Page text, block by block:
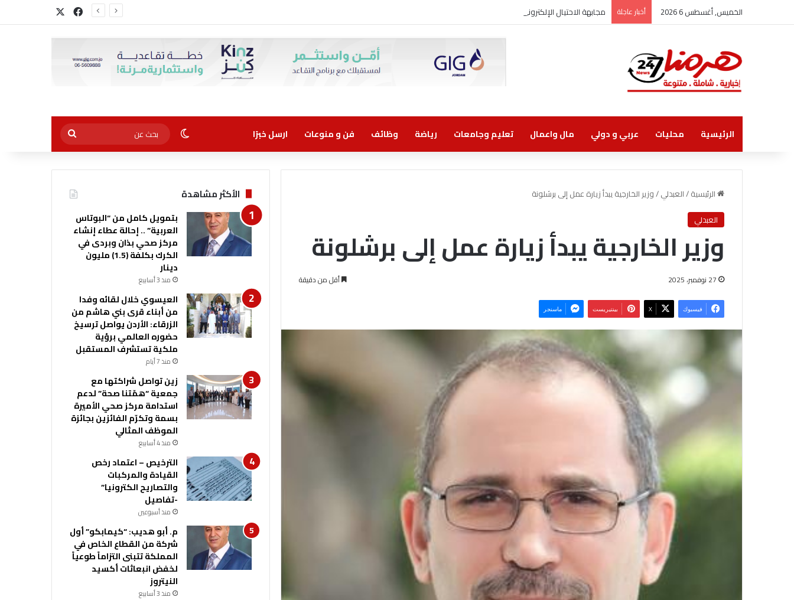
الخميس, أغسطس 6 2026 أخبار عاجلة مجابهة الاحتيال الإلكتروني مسؤولية مشتركة فيسبوك
الرئيسية محليات عربي و دولي مال واعمال تعليم وجامعات رياضة وظائف فن و منوعات ارسل خبرًا الوضع المظلم
بحث
عن
الرئيسية/العبدلي/وزير الخارجية يبدأ زيارة عمل إلى برشلونة
العبدلي
وزير الخارجية يبدأ زيارة عمل إلى برشلونة
27 نوفمبر، 2025 أقل من دقيقة
فيسبوك ‫X بينتيريست ماسنجر
الأكثر مشاهدة
بتمويل كامل من “البوتاس
العربية” .. إحالة عطاء إنشاء
مركز صحي بذان وبردى في
الكرك بكلفة (1.5) مليون
دينار
منذ 3 أسابيع
العيسوي خلال لقائه وفدا
من أبناء قرى بني هاشم من
الزرقاء: الأردن يواصل ترسيخ
حضوره العالمي برؤية
ملكية تستشرف المستقبل
منذ 7 أيام
زين تواصل شراكتها مع
جمعية “همّتنا صحة” لدعم
استدامة مركز صحي الأميرة
بسمة وتكرّم الفائزين بجائزة
الموظف المثالي
منذ 4 أسابيع
الترخيص – اعتماد رخص
القيادة والمركبات
والتصاريح الكترونيا”
-تفاصيل
منذ أسبوعين
م. أبو هديب: “كيمابكو” أول
شركة من القطاع الخاص في
المملكة تتبنى التزاماً طوعياً
لخفض انبعاثات أكسيد
النيتروز
منذ 3 أسابيع